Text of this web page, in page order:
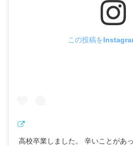
この投稿を
高校卒業しました。 辛いことがあ